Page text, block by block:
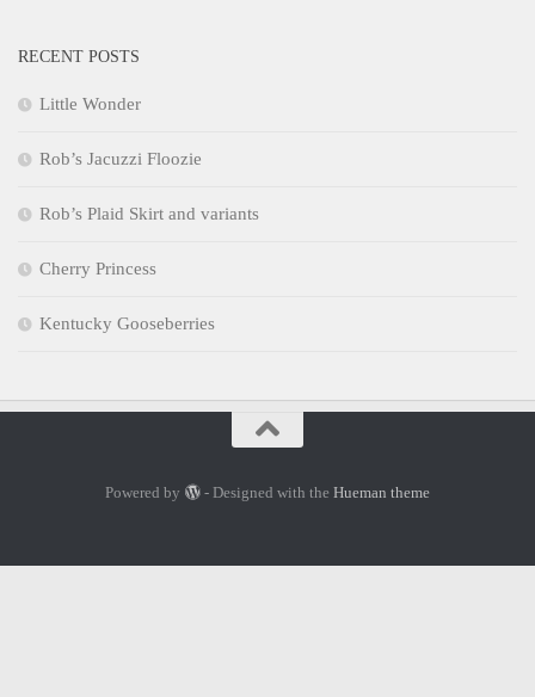
RECENT POSTS
Little Wonder
Rob’s Jacuzzi Floozie
Rob’s Plaid Skirt and variants
Cherry Princess
Kentucky Gooseberries
Powered by - Designed with the Hueman theme